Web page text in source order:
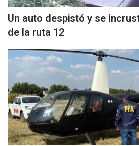
Un auto despistó y se
de la ruta 12